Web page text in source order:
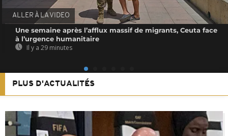
ALLER À LA VIDEO
Une semaine après l’afflux massif de migrants, Ceuta face
à l’urgence humanitaire
Il y a 29 minutes
PLUS D'ACTUALITÉS